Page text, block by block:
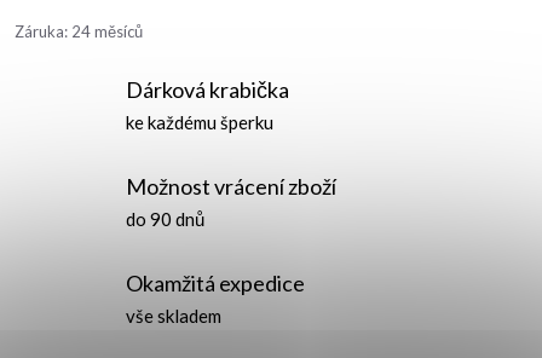
Záruka: 24 měsíců
Dárková krabička
ke každému šperku
Možnost vrácení zboží
do 90 dnů
Okamžitá expedice
vše skladem